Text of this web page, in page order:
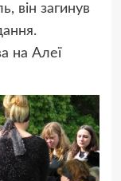
він загинув
на Алеї